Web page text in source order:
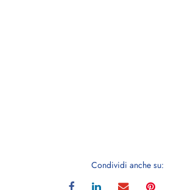
Condividi anche su: